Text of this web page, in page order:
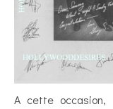
A cette occasion,